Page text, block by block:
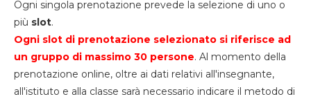
Ogni singola prenotazione prevede la selezione di uno o
più slot.
Ogni slot di prenotazione selezionato si riferisce ad
un gruppo di massimo 30 persone. Al momento della
prenotazione online, oltre ai dati relativi all'insegnante,
all'istituto e alla classe sarà necessario indicare il metodo di